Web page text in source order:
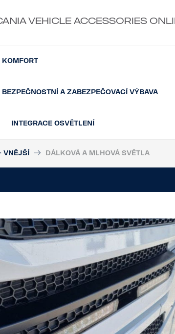
VEHICLE ACCESSORIES
KOMFORT
BEZPEČNOSTNÍ A ZABEZPEČOVACÍ VÝBAVA
INTEGRACE OSVĚTLENÍ
VNĚJŠÍ DÁLKOVÁ A MLHOVÁ SVĚTLA